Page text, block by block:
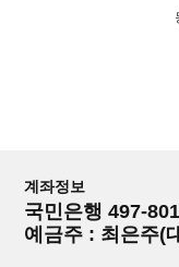
계좌정보
국민은행 497-
예금주 : 최은주(